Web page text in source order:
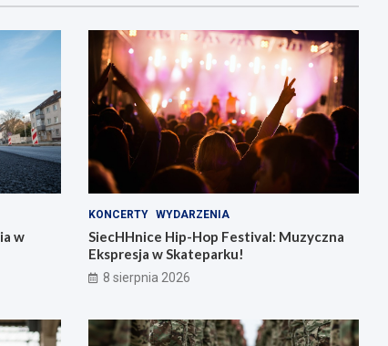
w
KONCERTY WYDARZENIA
SiecHHnice Hip-Hop Festival: Muzyczna
Ekspresja w Skateparku!
8 sierpnia 2026